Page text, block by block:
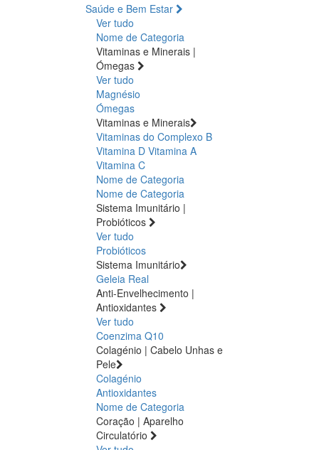
Saúde e Bem Estar
Ver tudo
Nome de Categoria
Vitaminas e Minerais |
Ómegas
Ver tudo
Magnésio
Ómegas
Vitaminas e Minerais
Vitaminas do Complexo B
Vitamina D Vitamina A
Vitamina C
Nome de Categoria
Nome de Categoria
Sistema Imunitário |
Probióticos
Ver tudo
Probióticos
Sistema Imunitário
Geleia Real
Anti-Envelhecimento |
Antioxidantes
Ver tudo
Coenzima Q10
Colagénio | Cabelo Unhas e
Pele
Colagénio
Antioxidantes
Nome de Categoria
Coração | Aparelho
Circulatório